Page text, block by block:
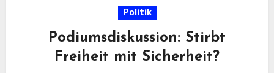
Politik
Podiumsdiskussion: Stirbt
Freiheit mit Sicherheit?